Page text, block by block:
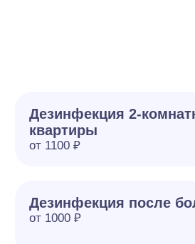
Дезинфекция 2-
квартиры
от 1100 ₽
Дезинфекция после
от 1000 ₽